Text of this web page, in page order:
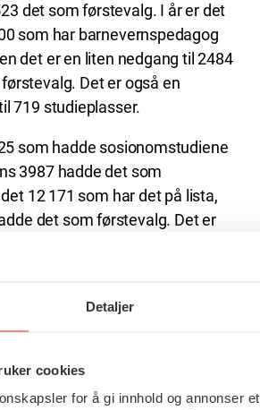
Detaljer
cookies
for å gi innhold og annonser
det som førstevalg. I år er det
som har barnevernspedagog
det er en liten nedgang til 2484
Det er også en
719 studieplasser.
som hadde sosionomstudiene
3987 hadde det som
12 171 som har det på lista,
det som førstevalg. Det er
I år er det en økning til 10 776
på lista si, mens hele